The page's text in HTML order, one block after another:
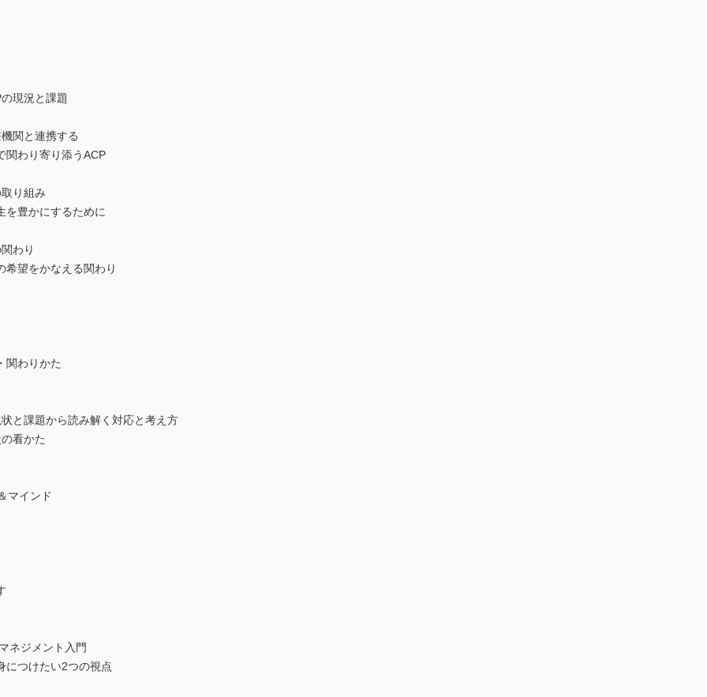
現況と課題
関と連携する
関わり寄り添うACP
り組み
を豊かにするために
わり
希望をかなえる関わり
関わりかた
と課題から読み解く対応と考え方
看かた
マインド
ネジメント入門
につけたい2つの視点